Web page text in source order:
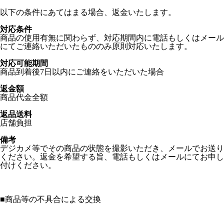
以下の条件にあてはまる場合、返金いたします。
対応条件
商品の使用有無に関わらず、対応期間内に電話もしくはメール
にてご連絡いただいたもののみ原則対応いたします。
対応可能期間
商品到着後7日以内にご連絡をいただいた場合
返金額
商品代金全額
返品送料
店舗負担
備考
デジカメ等でその商品の状態を撮影いただき、メールでお送り
ください。返金を希望する旨、電話もしくはメールにてお申し
付けください。
■商品等の不具合による交換